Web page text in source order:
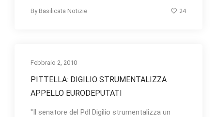
By Basilicata Notizie 24
Febbraio 2, 2010
PITTELLA: DIGILIO STRUMENTALIZZA
APPELLO EURODEPUTATI
''Il senatore del Pdl Digilio strumentalizza un